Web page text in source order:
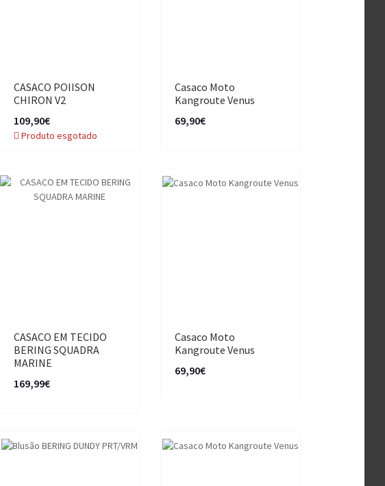
CASACO POIISON
CHIRON V2
109,90€
Produto esgotado
Casaco Moto
Kangroute Venus
69,90€
CASACO EM TECIDO
BERING SQUADRA
MARINE
169,99€
Casaco Moto
Kangroute Venus
69,90€